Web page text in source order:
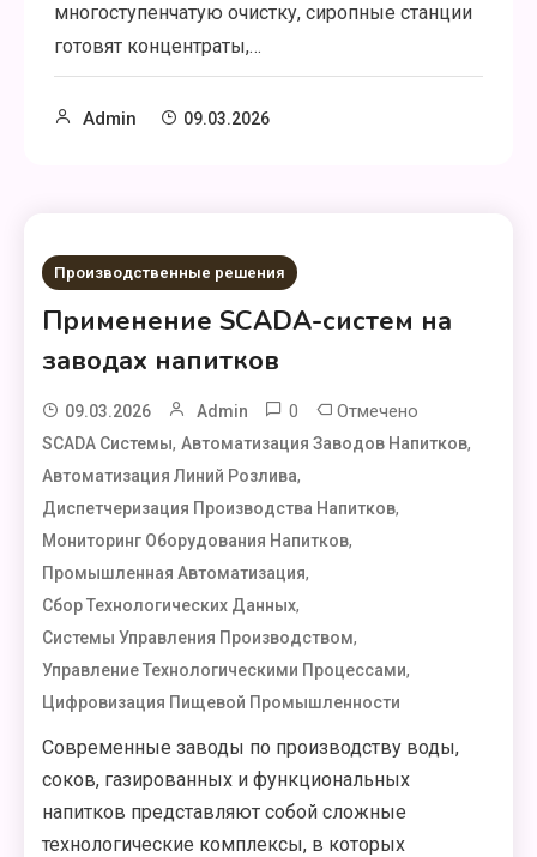
многоступенчатую очистку, сиропные станции
готовят концентраты,…
Admin 09.03.2026
Производственные решения
Применение SCADA-систем на
заводах напитков
09.03.2026 Admin 0 Отмечено
SCADA Системы,Автоматизация Заводов Напитков,
Автоматизация Линий Розлива,
Диспетчеризация Производства Напитков,
Мониторинг Оборудования Напитков,
Промышленная Автоматизация,
Сбор Технологических Данных,
Системы Управления Производством,
Управление Технологическими Процессами,
Цифровизация Пищевой Промышленности
Современные заводы по производству воды,
соков, газированных и функциональных
напитков представляют собой сложные
технологические комплексы, в которых